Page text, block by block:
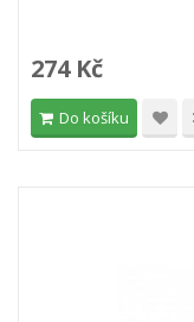
274 Kč
Do košíku